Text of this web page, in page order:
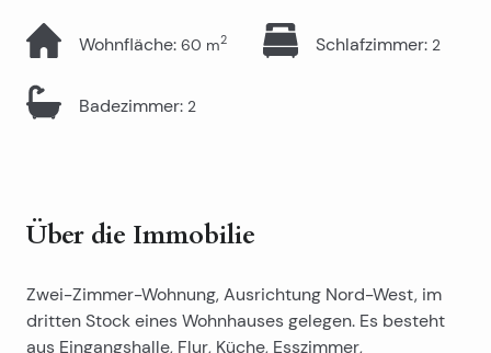
Wohnfläche: 60 m2 Schlafzimmer: 2
Badezimmer: 2
Über die Immobilie
Zwei-Zimmer-Wohnung, Ausrichtung Nord-West, im
dritten Stock eines Wohnhauses gelegen. Es besteht
aus Eingangshalle, Flur, Küche, Esszimmer,